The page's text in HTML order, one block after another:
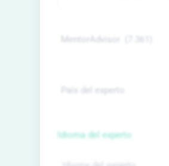
Idioma del experto